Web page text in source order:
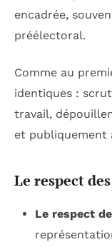
encadrée,
préélectoral.
Comme au
identiques :
travail,
et publiquement
Le respect
Le respect